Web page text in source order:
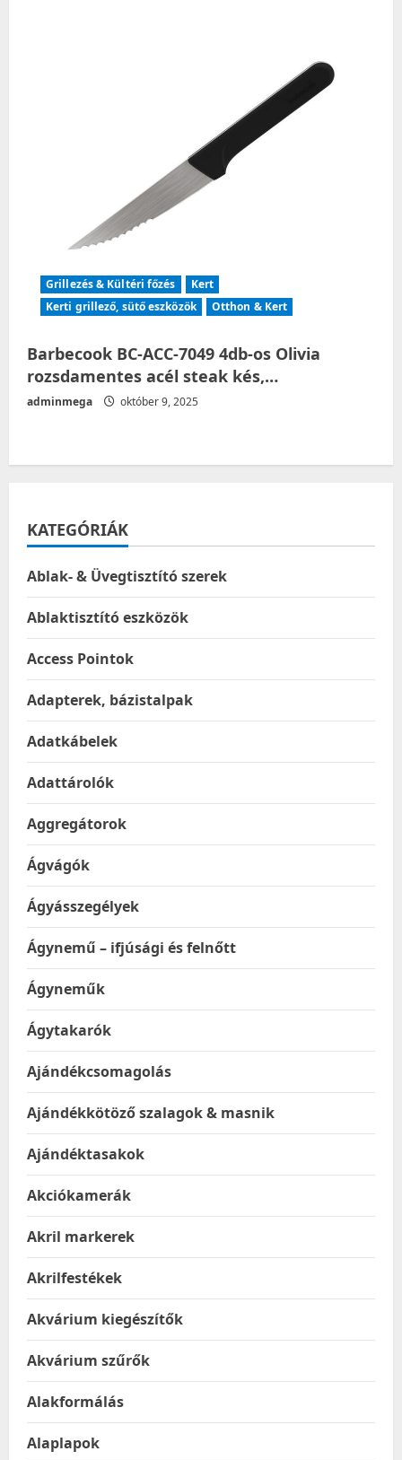
Grillezés & Kültéri főzés
Kert
Kerti grillező, sütő eszközök
Otthon & Kert
Barbecook BC-ACC-7049 4db-os Olivia
rozsdamentes acél steak kés,…
adminmega október 9, 2025
KATEGÓRIÁK
Ablak- & Üvegtisztító szerek
Ablaktisztító eszközök
Access Pointok
Adapterek, bázistalpak
Adatkábelek
Adattárolók
Aggregátorok
Ágvágók
Ágyásszegélyek
Ágynemű – ifjúsági és felnőtt
Ágyneműk
Ágytakarók
Ajándékcsomagolás
Ajándékkötöző szalagok & masnik
Ajándéktasakok
Akciókamerák
Akril markerek
Akrilfestékek
Akvárium kiegészítők
Akvárium szűrők
Alakformálás
Alaplapok